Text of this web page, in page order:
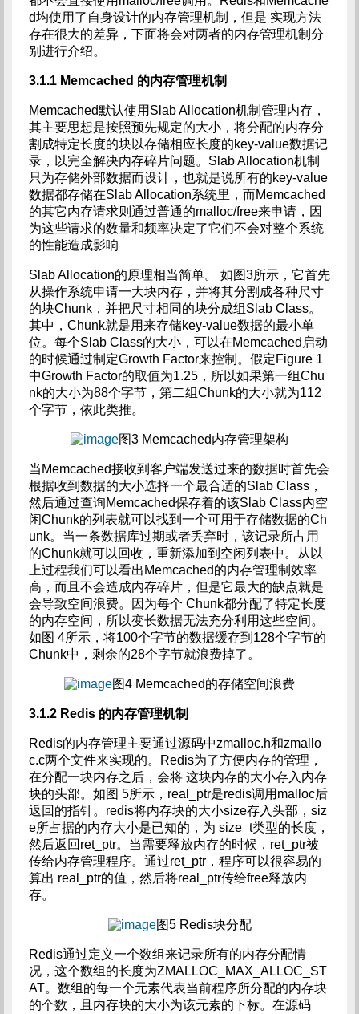
d均使用了自身设计的内存管理机制，但是 实现方法
存在很大的差异，下面将会对两者的内存管理机制分
别进行介绍。
3.1.1 Memcached 的内存管理机制
Memcached默认使用Slab Allocation机制管理内存，
其主要思想是按照预先规定的大小，将分配的内存分
割成特定长度的块以存储相应长度的key-value数据记
录，以完全解决内存碎片问题。Slab Allocation机制
只为存储外部数据而设计，也就是说所有的key-value
数据都存储在Slab Allocation系统里，而Memcached
的其它内存请求则通过普通的malloc/free来申请，因
为这些请求的数量和频率决定了它们不会对整个系统
的性能造成影响
Slab Allocation的原理相当简单。 如图3所示，它首先
从操作系统申请一大块内存，并将其分割成各种尺寸
的块Chunk，并把尺寸相同的块分成组Slab Class。
其中，Chunk就是用来存储key-value数据的最小单
位。每个Slab Class的大小，可以在Memcached启动
的时候通过制定Growth Factor来控制。假定Figure 1
中Growth Factor的取值为1.25，所以如果第一组Chu
nk的大小为88个字节，第二组Chunk的大小就为112
个字节，依此类推。
图3 Memcached内存管理架构
当Memcached接收到客户端发送过来的数据时首先会
根据收到数据的大小选择一个最合适的Slab Class，
然后通过查询Memcached保存着的该Slab Class内空
闲Chunk的列表就可以找到一个可用于存储数据的Ch
unk。当一条数据库过期或者丢弃时，该记录所占用
的Chunk就可以回收，重新添加到空闲列表中。从以
上过程我们可以看出Memcached的内存管理制效率
高，而且不会造成内存碎片，但是它最大的缺点就是
会导致空间浪费。因为每个 Chunk都分配了特定长度
的内存空间，所以变长数据无法充分利用这些空间。
如图 4所示，将100个字节的数据缓存到128个字节的
Chunk中，剩余的28个字节就浪费掉了。
图4 Memcached的存储空间浪费
3.1.2 Redis 的内存管理机制
Redis的内存管理主要通过源码中zmalloc.h和zmallo
c.c两个文件来实现的。Redis为了方便内存的管理，
在分配一块内存之后，会将 这块内存的大小存入内存
块的头部。如图 5所示，real_ptr是redis调用malloc后
返回的指针。redis将内存块的大小size存入头部，siz
e所占据的内存大小是已知的，为 size_t类型的长度，
然后返回ret_ptr。当需要释放内存的时候，ret_ptr被
传给内存管理程序。通过ret_ptr，程序可以很容易的
算出 real_ptr的值，然后将real_ptr传给free释放内
存。
图5 Redis块分配
Redis通过定义一个数组来记录所有的内存分配情
况，这个数组的长度为ZMALLOC_MAX_ALLOC_ST
AT。数组的每一个元素代表当前程序所分配的内存块
的个数，且内存块的大小为该元素的下标。在源码